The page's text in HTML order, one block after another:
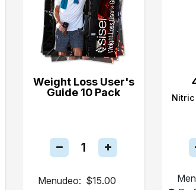
Weight Loss User's
Guide 10 Pack
Menudeo: $15.00
Nitric